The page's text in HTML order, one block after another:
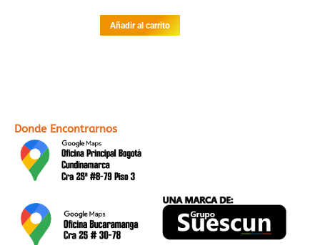
Añadir al carrito
Donde Encontrarnos